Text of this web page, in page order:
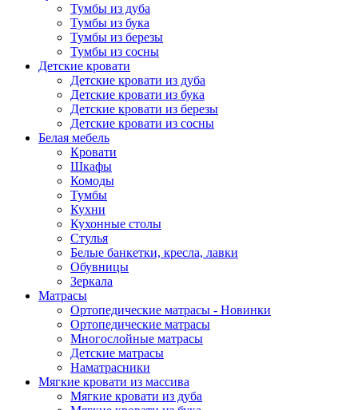
Тумбы из дуба
Тумбы из бука
Тумбы из березы
Тумбы из сосны
Детские кровати
Детские кровати из дуба
Детские кровати из бука
Детские кровати из березы
Детские кровати из сосны
Белая мебель
Кровати
Шкафы
Комоды
Тумбы
Кухни
Кухонные столы
Стулья
Белые банкетки, кресла, лавки
Обувницы
Зеркала
Матрасы
Ортопедические матрасы - Новинки
Ортопедические матрасы
Многослойные матрасы
Детские матрасы
Наматрасники
Мягкие кровати из массива
Мягкие кровати из дуба